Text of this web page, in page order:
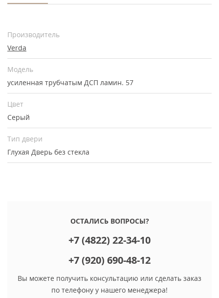
Производитель
Verda
Модель
усиленная трубчатым ДСП ламин. 57
Цвет
Серый
Тип двери
Глухая Дверь без стекла
ОСТАЛИСЬ ВОПРОСЫ?
+7 (4822) 22-34-10
+7 (920) 690-48-12
Вы можете получить консультацию или сделать заказ
по телефону у нашего менеджера!